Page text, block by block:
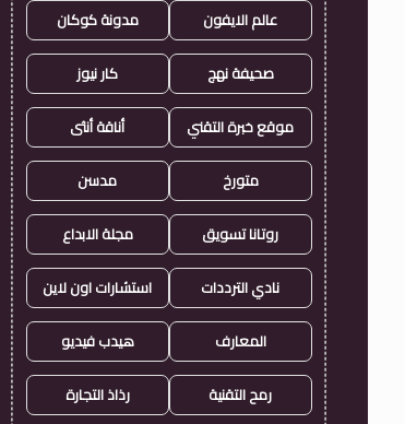
عالم الايفون مدونة كوكان
صحيفة نهج كار نيوز
موقع خبرة التقني أناقة أنثى
متورخ مدسن
روتانا تسويق مجلة الابداع
نادي الترددات استشارات اون لاين
المعارف هيدب فيديو
رمح التقنية رذاذ التجارة